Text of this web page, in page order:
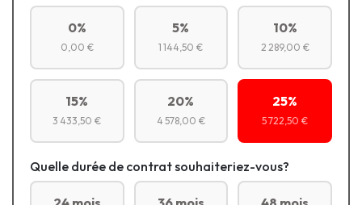
0%
0,00 €
5%
1 144,50 €
10%
2 289,00 €
15%
3 433,50 €
20%
4 578,00 €
25%
5 722,50 €
Quelle durée de contrat souhaiteriez-vous?